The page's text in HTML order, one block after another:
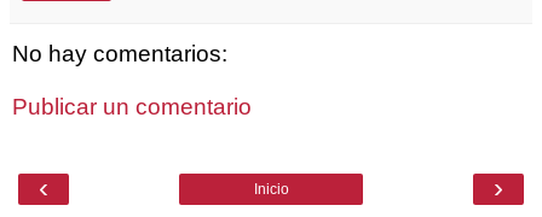
No hay comentarios:
Publicar un comentario
‹ ›
Inicio